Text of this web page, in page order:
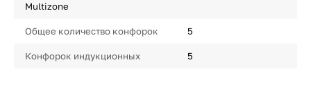
Multizone
Общее количество конфорок 5
Конфорок индукционных 5